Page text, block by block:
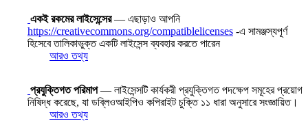
একই রকমের লাইসেন্সের— এছাড়াও আপনি
https://creativecommons.org/compatiblelicenses -এ সামঞ্জস্যপূর্ণ
হিসেবে তালিকাভুক্ত একটি লাইসেন্স ব্যবহার করতে পারেন
আরও তথ্য
প্রযুক্তিগত পরিমাপ— লাইসেন্সটি কার্যকরী প্রযুক্তিগত পদক্ষেপ সমূহের প্রয়োগ
নিষিদ্ধ করেছে, যা ডব্লিওআইপিও কপিরাইট চুক্তি ১১ ধারা অনুসারে সংজ্ঞায়িত।
আরও তথ্য